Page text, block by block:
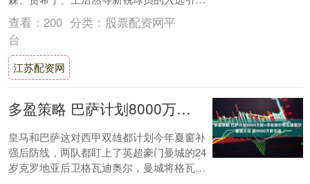
热议，而赵睿、周琦、三位核心球员的缺
席，....
查看： 200 分类： 股票配资网平
台
江苏配资网
多盈策略 巴萨计划8000万欧+浮动报价格瓦迪奥尔 曼城不买 因9000万欧引进
皇马和巴萨这对西甲双雄都计划今年夏窗补
强后防线，两队都盯上了英超豪门曼城的24
岁克罗地亚后卫格瓦迪奥尔，曼城将格瓦迪